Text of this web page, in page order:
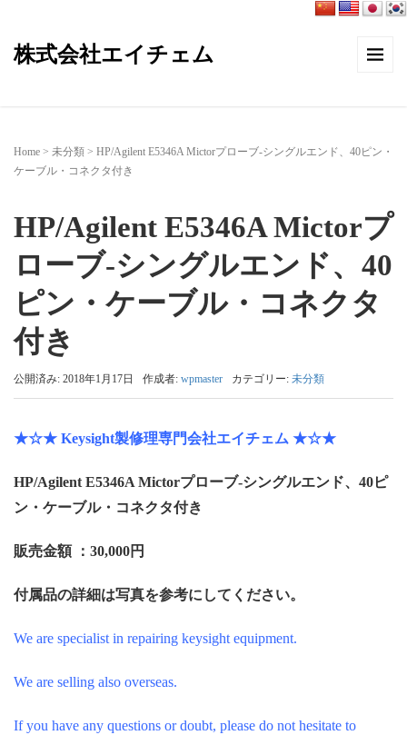
株式会社エイチェム
Home > 未分類 > HP/Agilent E5346A Mictorプローブ-シングルエンド、40ピン・
ケーブル・コネクタ付き
HP/Agilent E5346A Mictorプ
ローブ-シングルエンド、40
ピン・ケーブル・コネクタ
付き
公開済み: 2018年1月17日 作成者: wpmaster カテゴリー: 未分類
★☆★ Keysight製修理専門会社エイチェム ★☆★
HP/Agilent E5346A Mictorプローブ-シングルエンド、40ピ
ン・ケーブル・コネクタ付き
販売金額 ：30,000円
付属品の詳細は写真を参考にしてください。
We are specialist in repairing keysight equipment.
We are selling also overseas.
If you have any questions or doubt, please do not hesitate to